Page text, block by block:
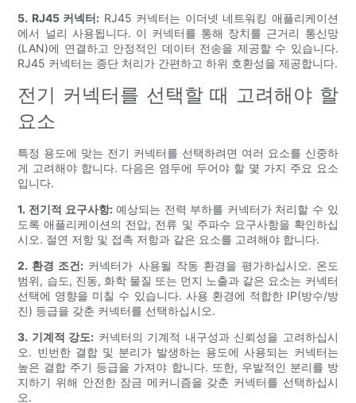
5. RJ45 커넥터: RJ45 커넥터는 이더넷 네트워킹 애플리케이션
에서 널리 사용됩니다. 이 커넥터를 통해 장치를 근거리 통신망
(LAN)에 연결하고 안정적인 데이터 전송을 제공할 수 있습니다.
RJ45 커넥터는 종단 처리가 간편하고 하위 호환성을 제공합니다.
전기 커넥터를 선택할 때 고려해야 할
요소
특정 용도에 맞는 전기 커넥터를 선택하려면 여러 요소를 신중하
게 고려해야 합니다. 다음은 염두에 두어야 할 몇 가지 주요 요소
입니다.
1. 전기적 요구사항:예상되는 전력 부하를 커넥터가 처리할 수 있
도록 애플리케이션의 전압, 전류 및 주파수 요구사항을 확인하십
시오. 절연 저항 및 접촉 저항과 같은 요소를 고려해야 합니다.
2. 환경 조건: 커넥터가 사용될 작동 환경을 평가하십시오. 온도
범위, 습도, 진동, 화학 물질 또는 먼지 노출과 같은 요소는 커넥터
선택에 영향을 미칠 수 있습니다. 사용 환경에 적합한 IP(방수/방
진) 등급을 갖춘 커넥터를 선택하십시오.
3. 기계적 강도: 커넥터의 기계적 내구성과 신뢰성을 고려하십시
오. 빈번한 결합 및 분리가 발생하는 용도에 사용되는 커넥터는
높은 결합 주기 등급을 가져야 합니다. 또한, 우발적인 분리를 방
지하기 위해 안전한 잠금 메커니즘을 갖춘 커넥터를 선택하십시
오.